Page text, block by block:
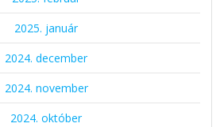
2025. január
2024. december
2024. november
2024. október